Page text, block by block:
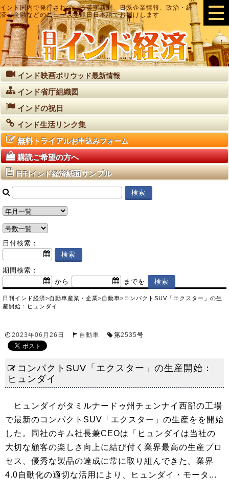
インド国内で発行されている英字新聞、日系企業情報、政治・経
済・金融などのニュースを即日日本語でお届けします
インド映画ボリウッド最新情報
インド省庁組織図
インドの祝日
インド生活リンク集
無料トライアルお申込みフォーム
購読ご希望の方へ
日刊インド経済紙面サンプル
日付検索：
期間検索：
から
までを
日刊インド経済>自動車産業・企業>自動車> コンパクトSUV「エクスター」の生
産開始：ヒュンダイ
2023年06月26日 自動車 第2535号
コンパクトSUV「エクスター」の生産開始：
ヒュンダイ
ヒュンダイがタミルナードゥ州チェンナイ西部の工場
で最新のコンパクトSUV「エクスター」の生産をを開始
した。同社のキム社長兼CEOは「ヒュンダイは当社の
大切な顧客の楽しさ向上に結び付く業界最高の生産プロ
セス、優秀な製品の達成に常に取り組んできた。業界
4.0自動化の適切な活用により、ヒュンダイ・モータ...